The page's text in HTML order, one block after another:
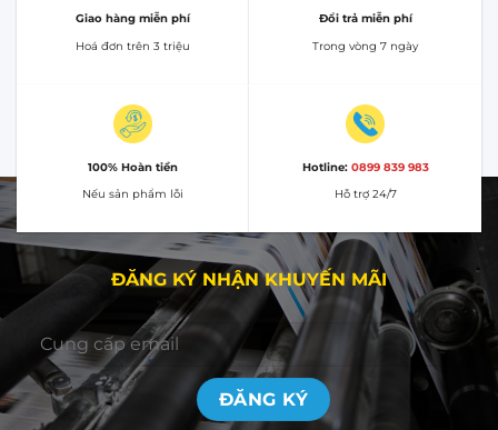
Giao hàng miễn phí
Hoá đơn trên 3 triệu
Đổi trả miễn phí
Trong vòng 7 ngày
100% Hoàn tiền
Nếu sản phẩm lỗi
Hotline: 0899 839 983
Hỗ trợ 24/7
ĐĂNG KÝ NHẬN KHUYẾN MÃI